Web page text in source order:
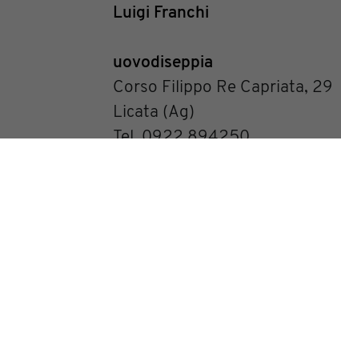
Luigi Franchi
uovodiseppia
Corso Filippo Re Capriata, 29
Licata (Ag)
Tel. 0922 894250